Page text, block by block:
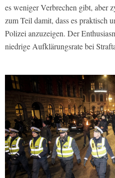
es weniger Verbrechen gibt, aber
zum Teil damit, dass es praktisch
Polizei anzuzeigen. Der
niedrige Aufklärungsrate bei